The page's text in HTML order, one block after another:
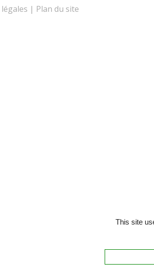
| Plan du site
This site